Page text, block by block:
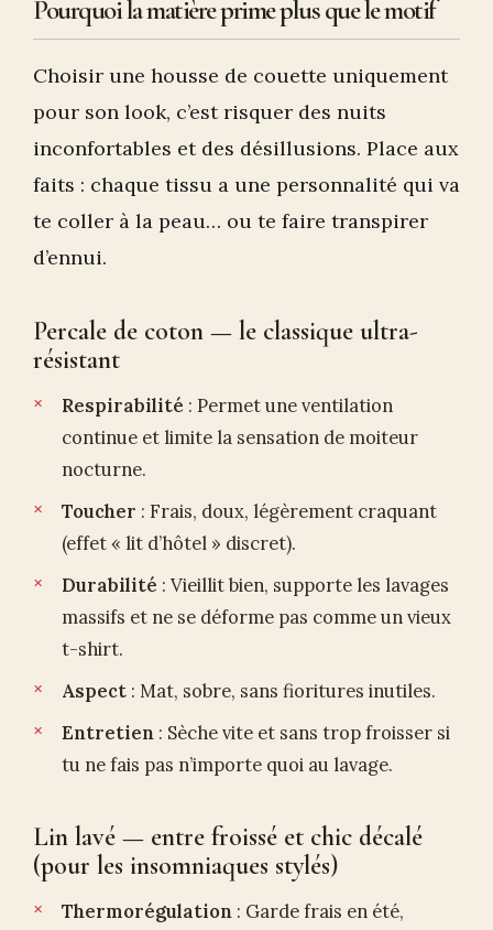
Pourquoi la matière prime plus que le motif
Choisir une housse de couette uniquement
pour son look, c’est risquer des nuits
inconfortables et des désillusions. Place aux
faits : chaque tissu a une personnalité qui va
te coller à la peau… ou te faire transpirer
d’ennui.
Percale de coton — le classique ultra-
résistant
Respirabilité : Permet une ventilation
continue et limite la sensation de moiteur
nocturne.
Toucher : Frais, doux, légèrement craquant
(effet « lit d’hôtel » discret).
Durabilité : Vieillit bien, supporte les lavages
massifs et ne se déforme pas comme un vieux
t-shirt.
Aspect : Mat, sobre, sans fioritures inutiles.
Entretien : Sèche vite et sans trop froisser si
tu ne fais pas n’importe quoi au lavage.
Lin lavé — entre froissé et chic décalé
(pour les insomniaques stylés)
Thermorégulation : Garde frais en été,